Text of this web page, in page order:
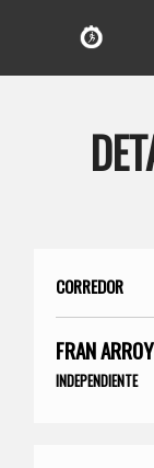
CORREDOR
FRAN
INDEPENDIENTE